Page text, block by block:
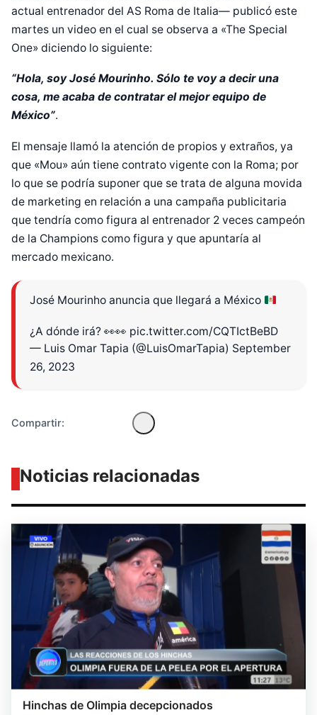
actual entrenador del AS Roma de Italia— publicó este
martes un video en el cual se observa a «The Special
One» diciendo lo siguiente:
“Hola, soy José Mourinho. Sólo te voy a decir una
cosa, me acaba de contratar el mejor equipo de
México”.
El mensaje llamó la atención de propios y extraños, ya
que «Mou» aún tiene contrato vigente con la Roma; por
lo que se podría suponer que se trata de alguna movida
de marketing en relación a una campaña publicitaria
que tendría como figura al entrenador 2 veces campeón
de la Champions como figura y que apuntaría al
mercado mexicano.
José Mourinho anuncia que llegará a México
¿A dónde irá? 👀👀 pic.twitter.com/CQTIctBeBD
— Luis Omar Tapia (@LuisOmarTapia) September
26, 2023
Compartir:
Diseñado por Shiro
Noticias relacionadas
Hinchas de Olimpia decepcionados